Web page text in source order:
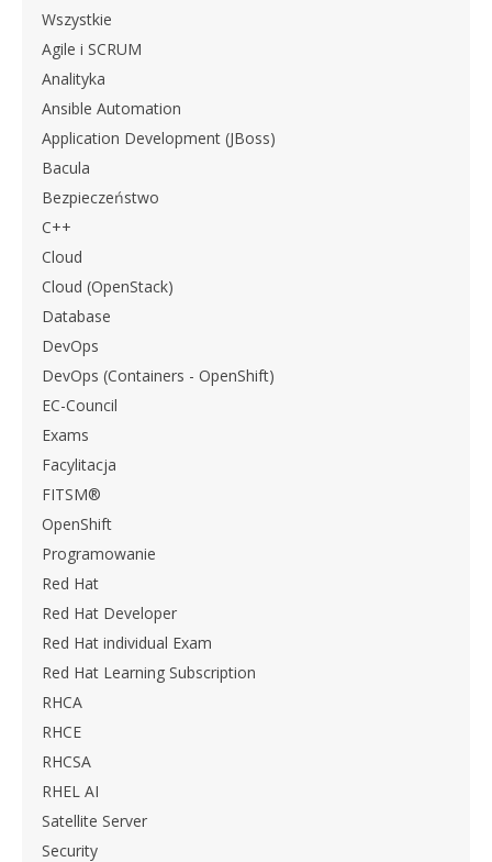
Wszystkie
Agile i SCRUM
Analityka
Ansible Automation
Application Development (JBoss)
Bacula
Bezpieczeństwo
C++
Cloud
Cloud (OpenStack)
Database
DevOps
DevOps (Containers - OpenShift)
EC-Council
Exams
Facylitacja
FITSM®
OpenShift
Programowanie
Red Hat
Red Hat Developer
Red Hat individual Exam
Red Hat Learning Subscription
RHCA
RHCE
RHCSA
RHEL AI
Satellite Server
Security